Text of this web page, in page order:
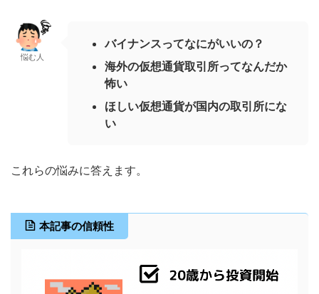
悩む人
バイナンスってなにがいいの？
海外の仮想通貨取引所ってなんだか
怖い
ほしい仮想通貨が国内の取引所にな
い
これらの悩みに答えます。
本記事の信頼性